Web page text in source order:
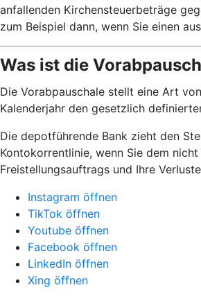
anfallenden Kirchensteuerbeträge
zum Beispiel dann, wenn Sie einen
Was ist die
Die Vorabpauschale stellt eine Art
Kalenderjahr den gesetzlich
Die depotführende Bank zieht den
Kontokorrentlinie, wenn Sie dem
Freistellungsauftrags und Ihre
Instagram öffnen
TikTok öffnen
Youtube öffnen
Facebook öffnen
LinkedIn öffnen
Xing öffnen